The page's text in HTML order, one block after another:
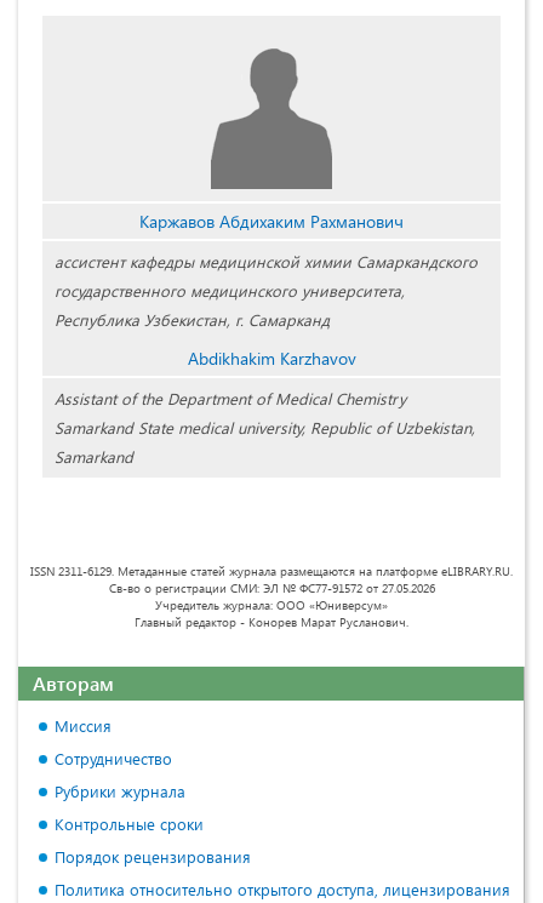
Каржавов Абдихаким Рахманович
ассистент кафедры медицинской химии Самаркандского
государственного медицинского университета,
Республика Узбекистан, г. Самарканд
Abdikhakim Karzhavov
Assistant of the Department of Medical Chemistry
Samarkand State medical university, Republic of Uzbekistan,
Samarkand
ISSN 2311-6129. Метаданные статей журнала размещаются на платформе eLIBRARY.RU.
Св-во о регистрации СМИ: ЭЛ № ФС77-91572 от 27.05.2026
Учредитель журнала: ООО «Юниверсум»
Главный редактор - Конорев Марат Русланович.
Авторам
Миссия
Сотрудничество
Рубрики журнала
Контрольные сроки
Порядок рецензирования
Политика относительно открытого доступа, лицензирования